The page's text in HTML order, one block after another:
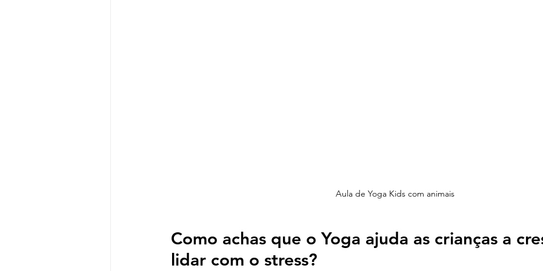
Aula de Yoga Kids com animais
Como achas que o Yoga ajuda as crianças a
lidar com o stress?